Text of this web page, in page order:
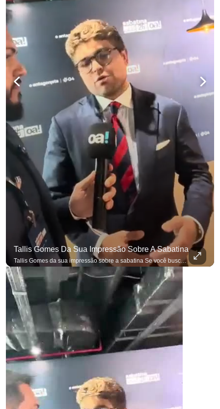
Tallis Gomes Da Sua Impressão Sobre A Sabatina
Tallis Gomes da sua impressão sobre a sabatina Se você busca informação com credibilidade, inscreva-se agora e ative o
para não perder nenhuma atualização! Ouça O Antagonista nos principais